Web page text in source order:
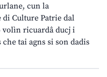
cun la
Culture Patrie dal
volìn ricuardâ ducj i
tai agns si son dadis